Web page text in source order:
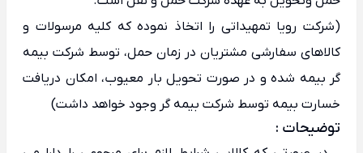
(شرکت رویا تمهیداتی را اتخاذ نموده که کلیه مرسولات و
کالاهای سفارشی مشتریان در زمان حمل، توسط شرکت بیمه
گر بیمه شده و در صورت تحویل بار معیوب، امکان دریافت
خسارت بیمه توسط شرکت بیمه گر وجود خواهد داشت)
توضیحات :